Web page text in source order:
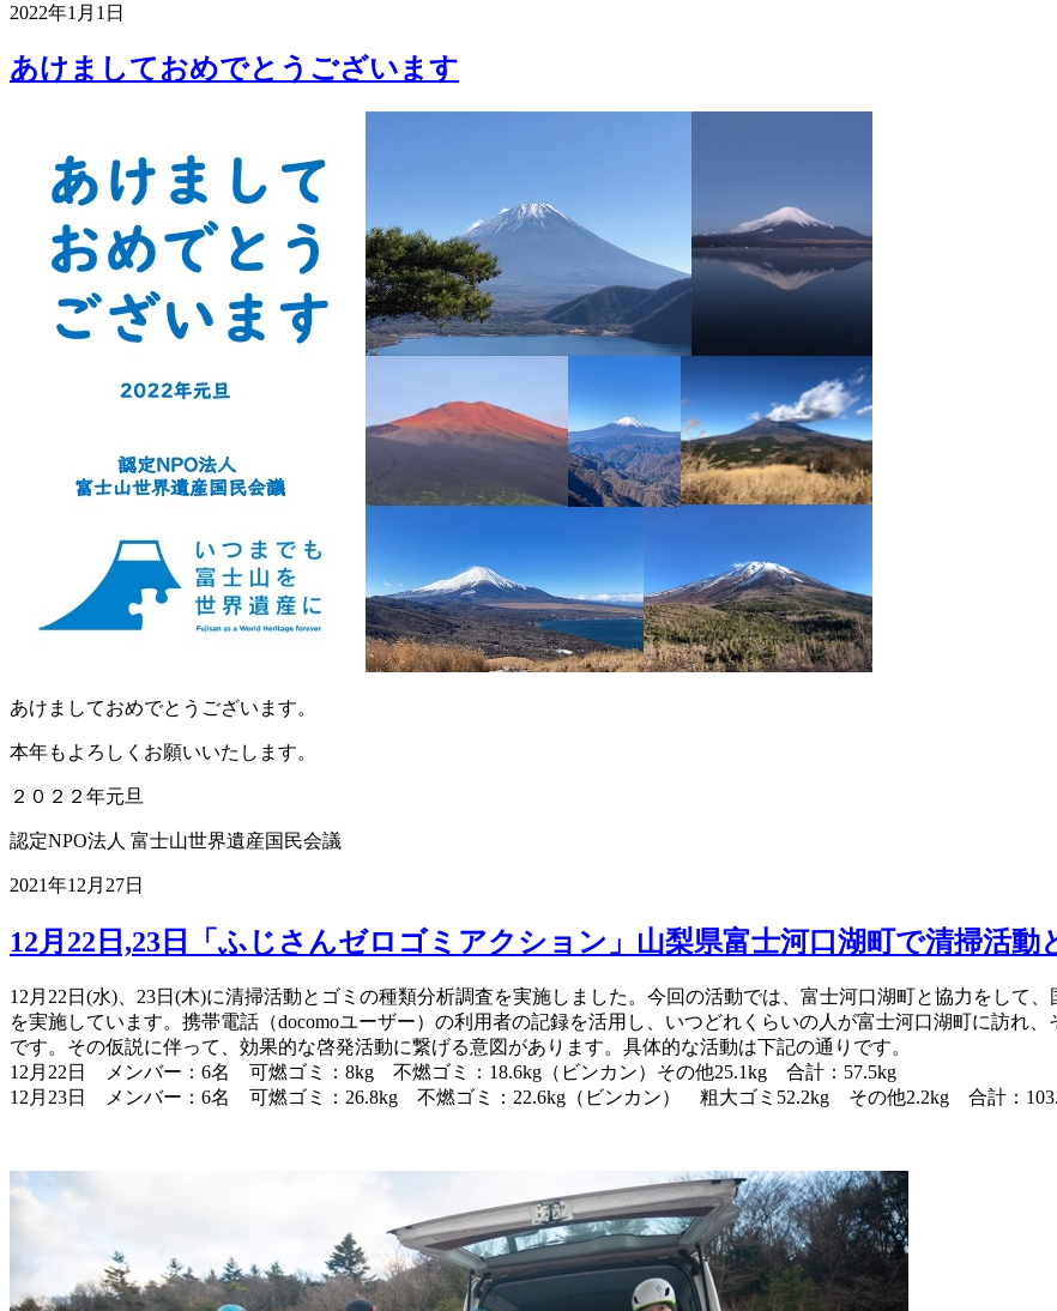
2022年1月1日
あけましておめでとうございます
あけましておめでとうございます。
本年もよろしくお願いいたします。
２０２２年元旦
認定NPO法人 富士山世界遺産国民会議
2021年12月27日
12月22日,23日「ふじさんゼロゴミアクション」山梨県富士河口湖町で清掃活動
12月22日(水)、23日(木)に清掃活動とゴミの種類分析調査を実施しました。今回の活動では、富士河口湖町と協力をして
を実施しています。携帯電話（docomoユーザー）の利用者の記録を活用し、いつどれくらいの人が富士河口湖町に訪れ
です。その仮説に伴って、効果的な啓発活動に繋げる意図があります。具体的な活動は下記の通りです。
12月22日 メンバー：6名 可燃ゴミ：8kg 不燃ゴミ：18.6kg（ビンカン）その他25.1kg 合計：57.5kg
12月23日 メンバー：6名 可燃ゴミ：26.8kg 不燃ゴミ：22.6kg（ビンカン） 粗大ゴミ52.2kg その他2.2kg 合計：